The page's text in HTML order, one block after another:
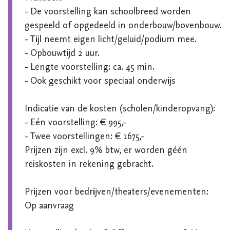
- De voorstelling kan schoolbreed worden
gespeeld of opgedeeld in onderbouw/bovenbouw.
- Tijl neemt eigen licht/geluid/podium mee.
- Opbouwtijd 2 uur.
- Lengte voorstelling: ca. 45 min.
- Ook geschikt voor speciaal onderwijs
Indicatie van de kosten (scholen/kinderopvang):
- Eén voorstelling: € 995,-
- Twee voorstellingen: € 1675,-
Prijzen zijn excl. 9% btw, er worden géén
reiskosten in rekening gebracht.
Prijzen voor bedrijven/theaters/evenementen:
Op aanvraag